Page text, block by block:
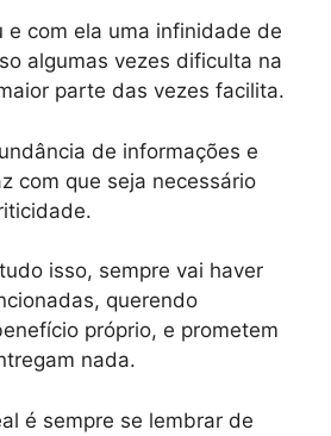
e com ela uma infinidade de
algumas vezes dificulta na
parte das vezes facilita.
de informações e
com que seja necessário
isso, sempre vai haver
querendo
próprio, e prometem
nada.
é sempre se lembrar de